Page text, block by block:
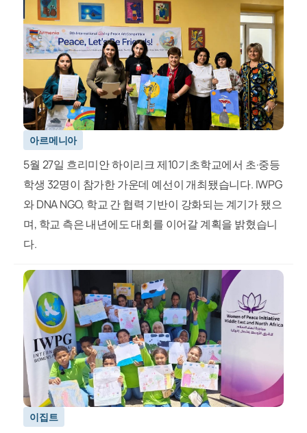
아르메니아
5월 27일 흐리미안 하이리크 제10기초학교에서 초·중등
학생 32명이 참가한 가운데 예선이 개최됐습니다. IWPG
와 DNA NGO, 학교 간 협력 기반이 강화되는 계기가 됐으
며, 학교 측은 내년에도 대회를 이어갈 계획을 밝혔습니
다.
이집트